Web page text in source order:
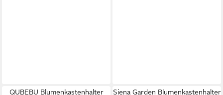
QUBEBU Blumenkastenhalter
Siena Garden Blumenkastenhalter